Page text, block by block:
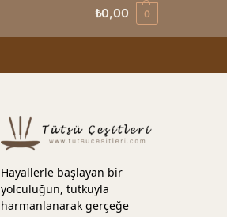
₺0,00 0
Hayallerle başlayan bir
yolculuğun, tutkuyla
harmanlanarak gerçeğe